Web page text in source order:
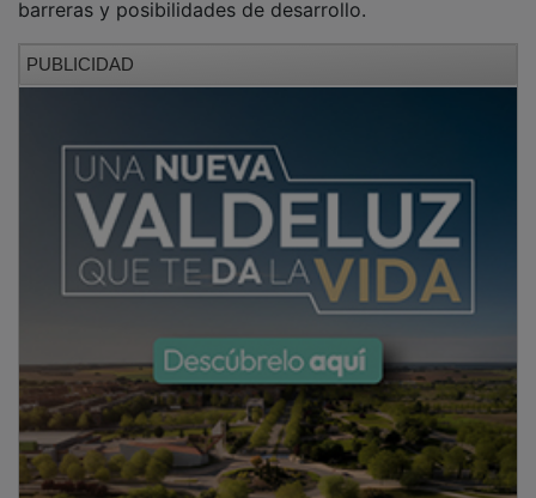
El fenómeno de la literatura juvenil, Blue
Jeans, participará en un encuentro del ciclo
“Esta semana te leo”